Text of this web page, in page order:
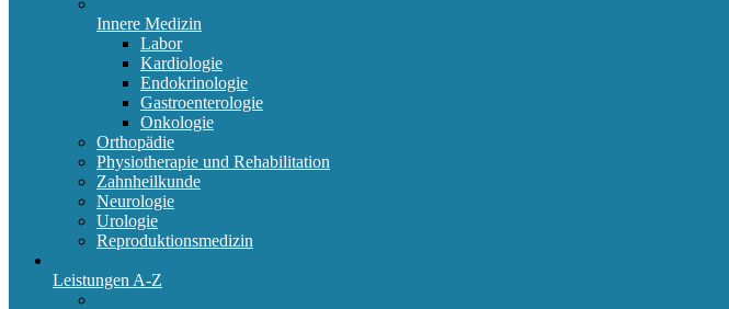
Innere Medizin
Labor
Kardiologie
Endokrinologie
Gastroenterologie
Onkologie
Orthopädie
Physiotherapie und Rehabilitation
Zahnheilkunde
Neurologie
Urologie
Reproduktionsmedizin
Leistungen A-Z